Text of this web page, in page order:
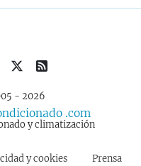
- 2026
.com
y climatización
y cookies Prensa